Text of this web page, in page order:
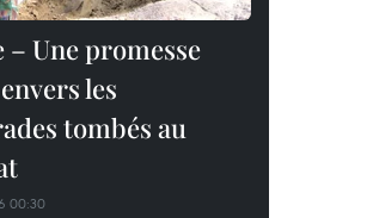
– Une promesse
les
tombés au
00:30